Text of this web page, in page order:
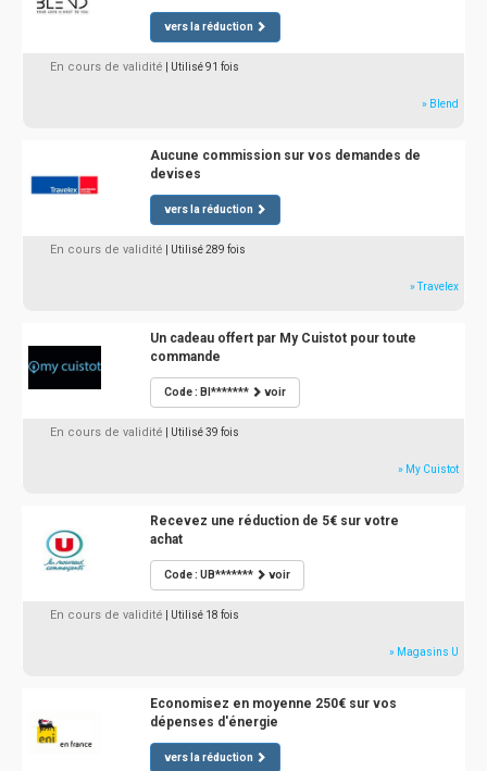
vers la réduction
En cours de validité | Utilisé 91 fois
» Blend
Aucune commission sur vos demandes de
devises
vers la réduction
En cours de validité | Utilisé 289 fois
» Travelex
Un cadeau offert par My Cuistot pour toute
commande
Code : BI******* voir
En cours de validité | Utilisé 39 fois
» My Cuistot
Recevez une réduction de 5€ sur votre
achat
Code : UB******* voir
En cours de validité | Utilisé 18 fois
» Magasins U
Economisez en moyenne 250€ sur vos
dépenses d'énergie
vers la réduction